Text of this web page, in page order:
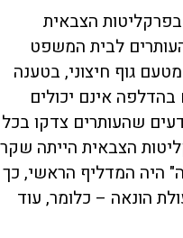
הצבאית
לבית המשפט
גוף חיצוני, בטענה
אינם יכולים
שהעותרים צדקו בכל
הצבאית הייתה שקר
היה המדליף הראשי, כך
הונאה – כלומר, עוד